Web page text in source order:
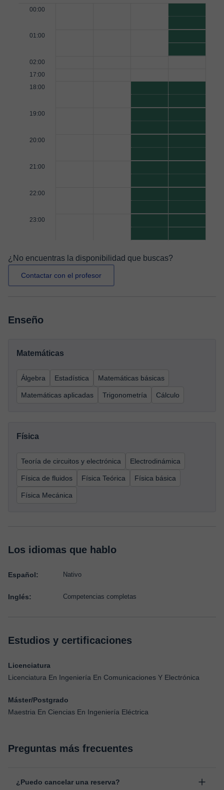
00:00
01:00
02:00
17:00
18:00
19:00
20:00
21:00
22:00
23:00
¿No encuentras la disponibilidad que buscas?
Contactar con el profesor
Enseño
Matemáticas
Álgebra Estadística Matemáticas básicas
Matemáticas aplicadas Trigonometría Cálculo
Física
Teoría de circuitos y electrónica Electrodinámica
Física de fluidos Física Teórica Física básica
Física Mecánica
Los idiomas que hablo
Español: Nativo
Inglés: Competencias completas
Estudios y certificaciones
Licenciatura
Licenciatura En Ingeniería En Comunicaciones Y Electrónica
Máster/Postgrado
Maestria En Ciencias En Ingeniería Eléctrica
Preguntas más frecuentes
¿Puedo cancelar una reserva?